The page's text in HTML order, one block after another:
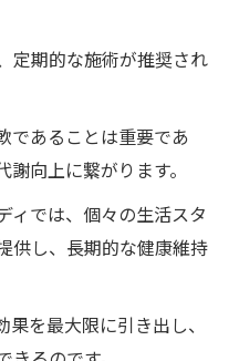
定期的な施術が推奨され
であることは重要であ
向上に繋がります。
ィでは、個々の生活スタ
供し、長期的な健康維持
を最大限に引き出し、